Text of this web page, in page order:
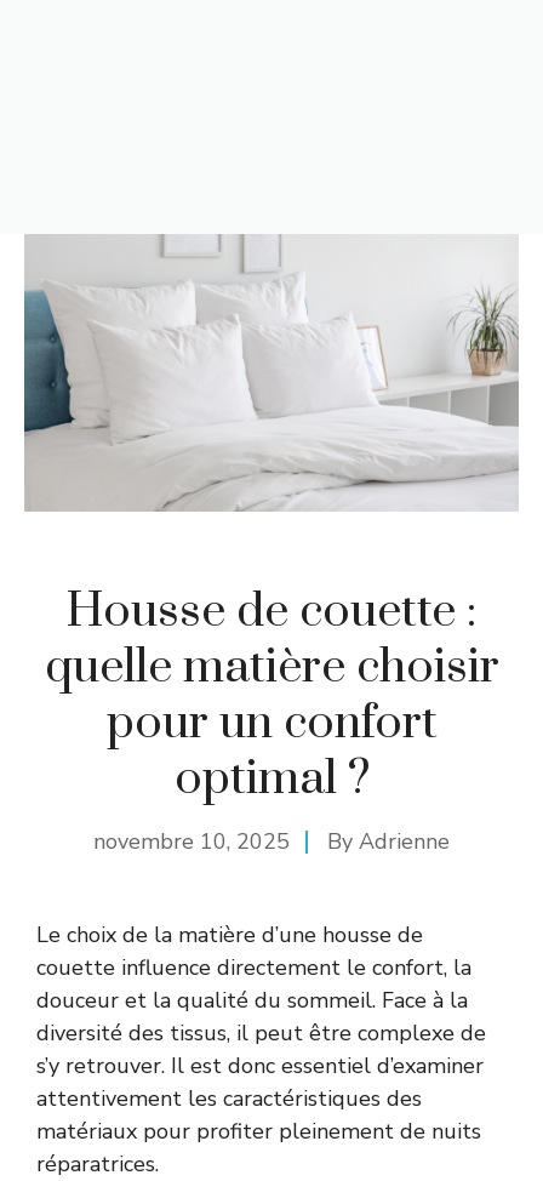
Housse de couette :
quelle matière choisir
pour un confort
optimal ?
novembre 10, 2025 By Adrienne
Le choix de la matière d’une housse de
couette influence directement le confort, la
douceur et la qualité du sommeil. Face à la
diversité des tissus, il peut être complexe de
s’y retrouver. Il est donc essentiel d’examiner
attentivement les caractéristiques des
matériaux pour profiter pleinement de nuits
réparatrices.